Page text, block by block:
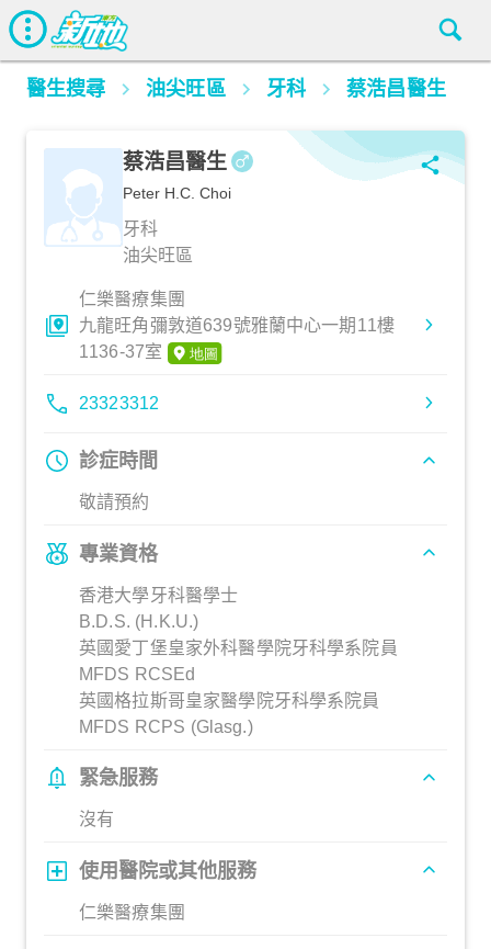
醫生搜尋 油尖旺區 牙科 蔡浩昌醫生
蔡浩昌醫生
Peter H.C. Choi
牙科
油尖旺區
仁樂醫療集團
九龍旺角彌敦道639號雅蘭中心一期11樓
1136-37室
23323312
診症時間
敬請預約
專業資格
香港大學牙科醫學士
B.D.S. (H.K.U.)
英國愛丁堡皇家外科醫學院牙科學系院員
MFDS RCSEd
英國格拉斯哥皇家醫學院牙科學系院員
MFDS RCPS (Glasg.)
緊急服務
沒有
使用醫院或其他服務
仁樂醫療集團